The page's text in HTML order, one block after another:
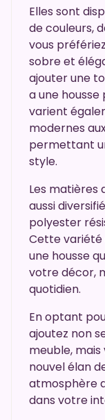
Elles sont
de couleurs,
vous
sobre et
ajouter une
a une housse
varient
modernes
permettant
style.
Les matières
aussi
polyester
Cette variété
une housse
votre décor,
quotidien.
En optant
ajoutez non
meuble,
nouvel élan
atmosphère
dans votre